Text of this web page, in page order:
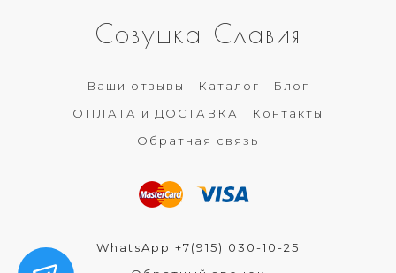
Совушка Славия
Ваши отзывы Каталог
Блог
ОПЛАТА и ДОСТАВКА
Контакты
Обратная связь
WhatsApp +7(915) 030-10-25